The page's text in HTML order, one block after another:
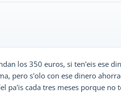
los 350 euros, si ten'eis ese
pero s'olo con ese dinero
pa'is cada tres meses porque no